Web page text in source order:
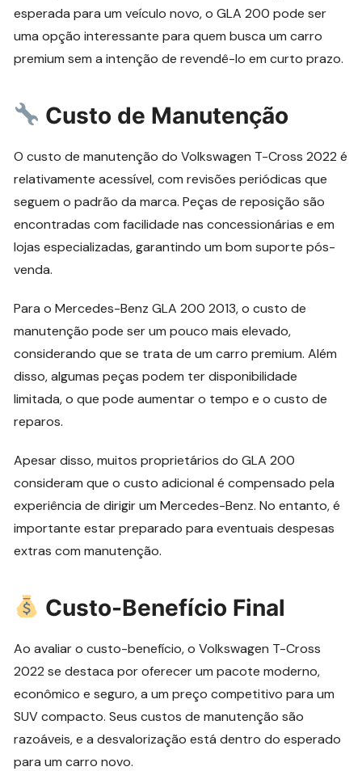
esperada para um veículo novo, o GLA 200 pode ser
uma opção interessante para quem busca um carro
premium sem a intenção de revendê-lo em curto prazo.
Custo de Manutenção
O custo de manutenção do Volkswagen T-Cross 2022 é
relativamente acessível, com revisões periódicas que
seguem o padrão da marca. Peças de reposição são
encontradas com facilidade nas concessionárias e em
lojas especializadas, garantindo um bom suporte pós-
venda.
Para o Mercedes-Benz GLA 200 2013, o custo de
manutenção pode ser um pouco mais elevado,
considerando que se trata de um carro premium. Além
disso, algumas peças podem ter disponibilidade
limitada, o que pode aumentar o tempo e o custo de
reparos.
Apesar disso, muitos proprietários do GLA 200
consideram que o custo adicional é compensado pela
experiência de dirigir um Mercedes-Benz. No entanto, é
importante estar preparado para eventuais despesas
extras com manutenção.
Custo-Benefício Final
Ao avaliar o custo-benefício, o Volkswagen T-Cross
2022 se destaca por oferecer um pacote moderno,
econômico e seguro, a um preço competitivo para um
SUV compacto. Seus custos de manutenção são
razoáveis, e a desvalorização está dentro do esperado
para um carro novo.